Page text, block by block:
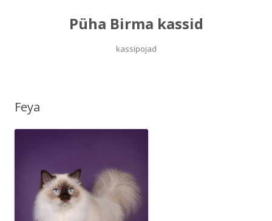
Püha Birma kassid
kassipojad
Feya